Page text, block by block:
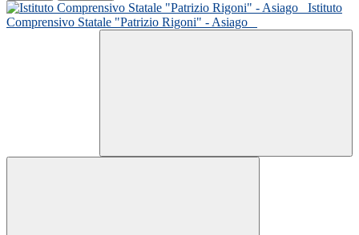
Istituto
Comprensivo Statale "Patrizio Rigoni" - Asiago